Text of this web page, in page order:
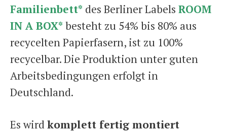
Familienbett* des Berliner Labels ROOM
IN A BOX* besteht zu 54% bis 80% aus
recycelten Papierfasern, ist zu 100%
recycelbar. Die Produktion unter guten
Arbeitsbedingungen erfolgt in
Deutschland.
Es wirdkomplett fertig montiert